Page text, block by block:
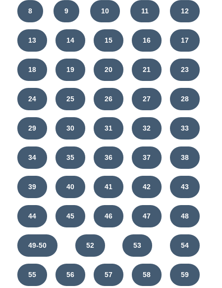
8 9 10 11 12
13 14 15 16 17
18 19 20 21 23
24 25 26 27 28
29 30 31 32 33
34 35 36 37 38
39 40 41 42 43
44 45 46 47 48
49-50 52 53 54
55 56 57 58 59